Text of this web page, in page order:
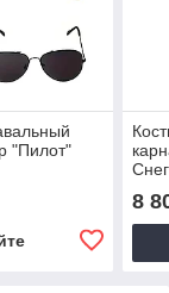
"Пилот"
8